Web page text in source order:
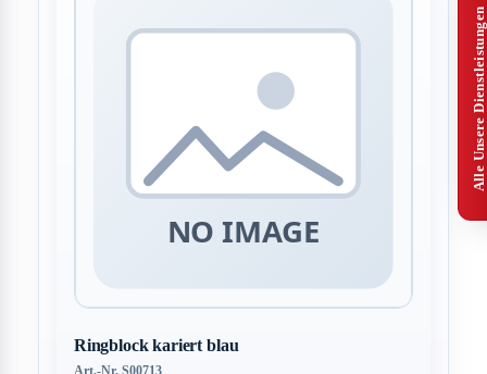
Ringblock kariert blau
Art.-Nr. S00713
Alle Unsere Dienstleistungen